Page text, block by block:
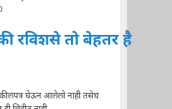
रविशसे तो बेहतर है
घेऊन आलेलो नाही तसेच